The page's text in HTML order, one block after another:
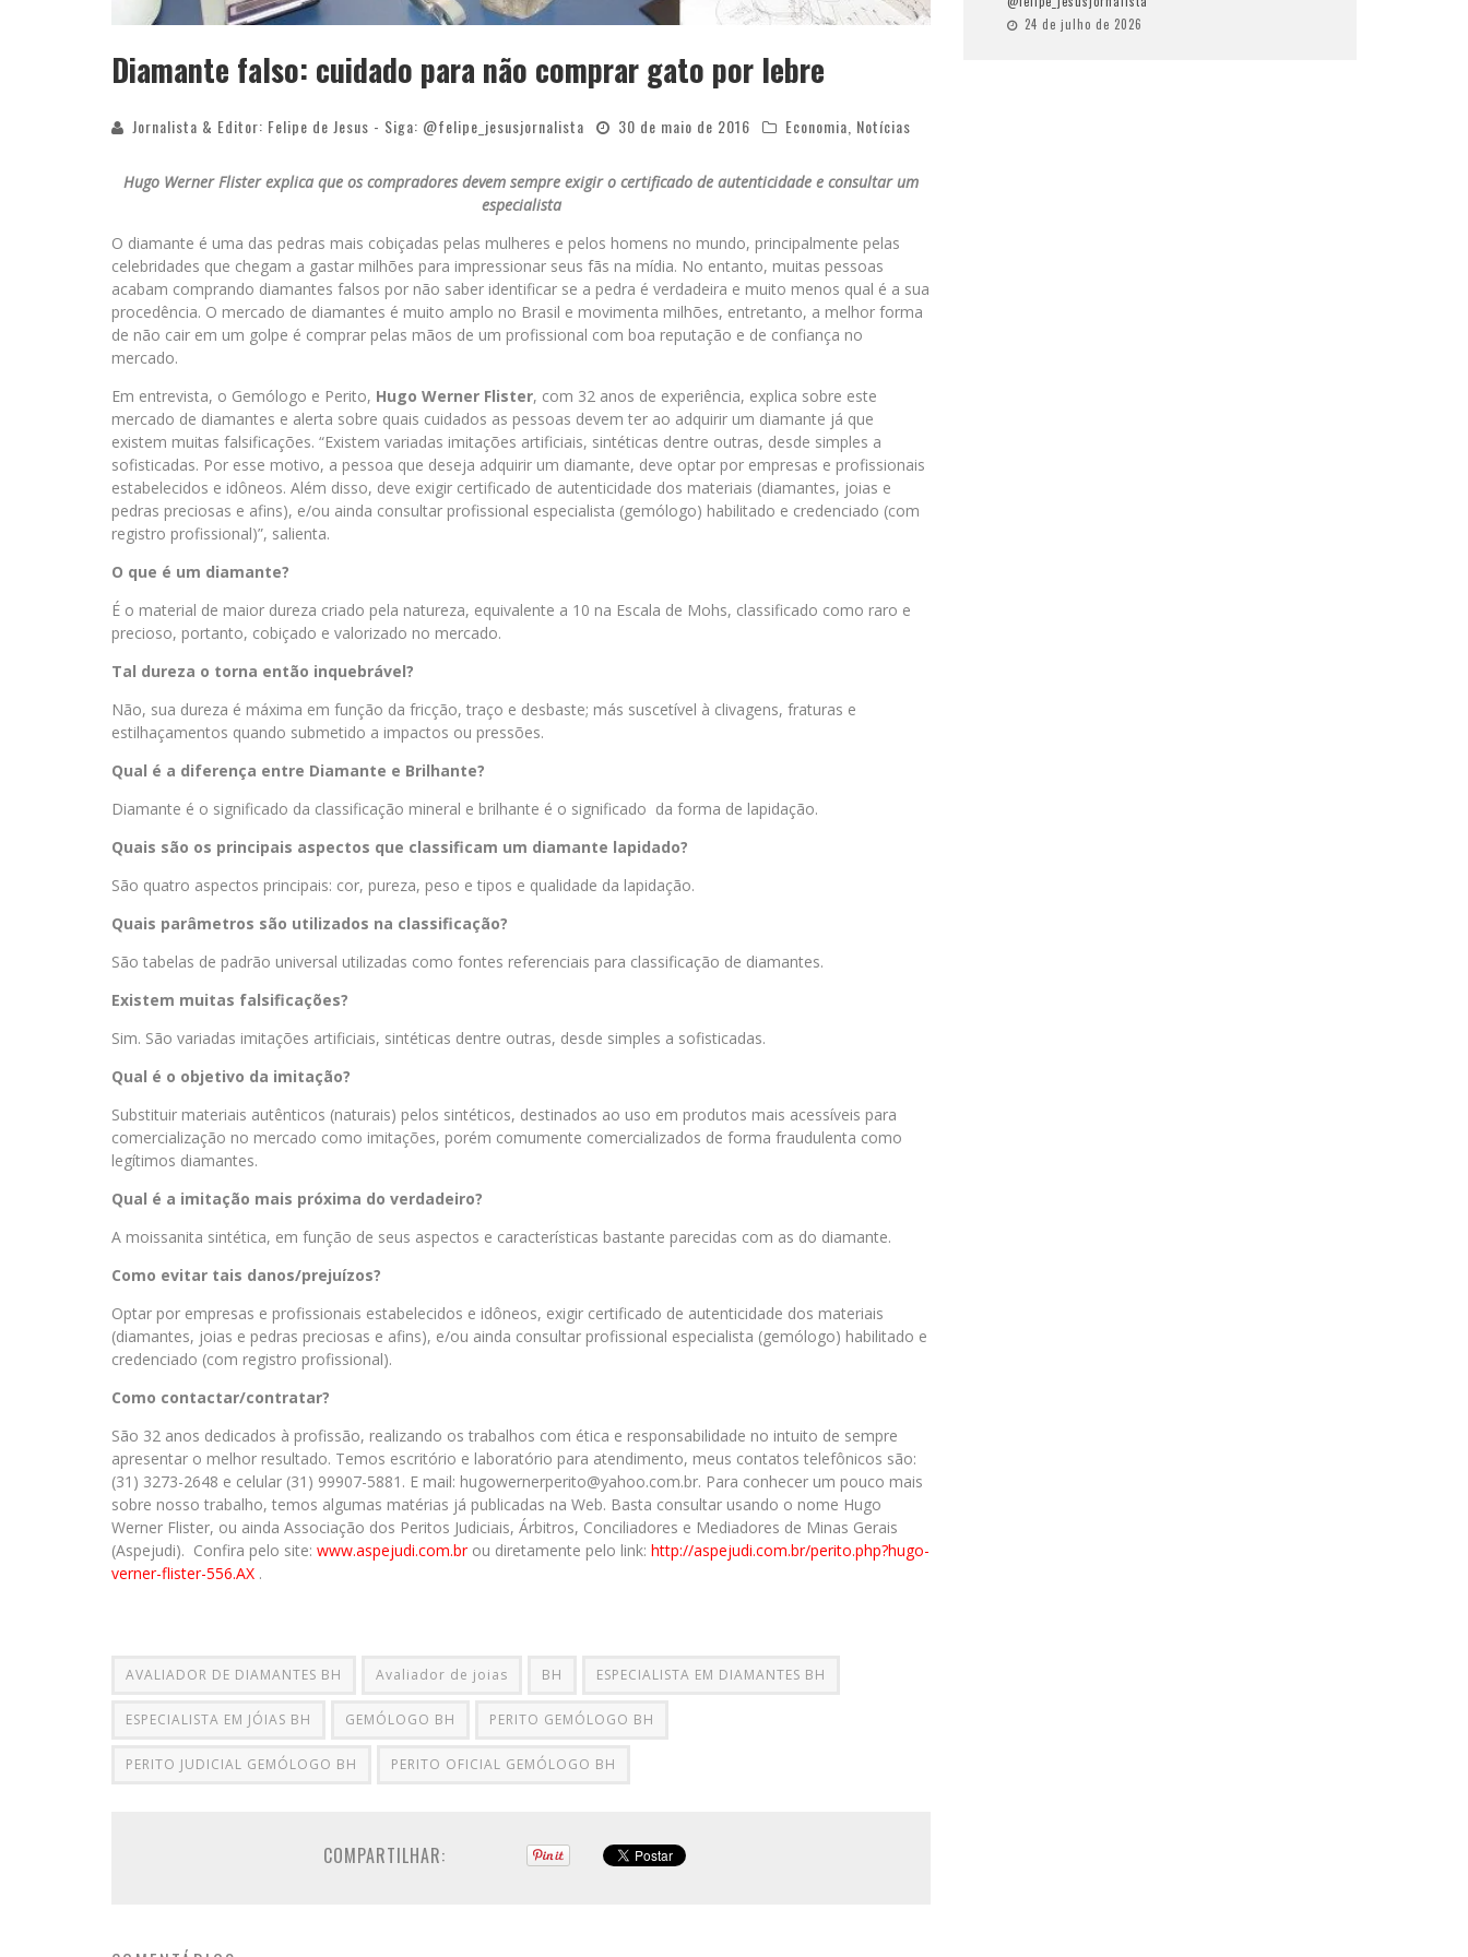
Diamante falso: cuidado para não comprar gato por lebre
Jornalista & Editor: Felipe de Jesus - Siga: @felipe_jesusjornalista 30 de maio de 2016 Economia Notícias
Hugo Werner Flister explica que os compradores devem sempre exigir o certificado de autenticidade e consultar um
especialista
O diamante é uma das pedras mais cobiçadas pelas mulheres e pelos homens no mundo, principalmente pelas
celebridades que chegam a gastar milhões para impressionar seus fãs na mídia. No entanto, muitas pessoas
acabam comprando diamantes falsos por não saber identificar se a pedra é verdadeira e muito menos qual é a sua
procedência. O mercado de diamantes é muito amplo no Brasil e movimenta milhões, entretanto, a melhor forma
de não cair em um golpe é comprar pelas mãos de um profissional com boa reputação e de confiança no
mercado.
Em entrevista, o Gemólogo e Perito, Hugo Werner Flister, com 32 anos de experiência, explica sobre este
mercado de diamantes e alerta sobre quais cuidados as pessoas devem ter ao adquirir um diamante já que
existem muitas falsificações. “Existem variadas imitações artificiais, sintéticas dentre outras, desde simples a
sofisticadas. Por esse motivo, a pessoa que deseja adquirir um diamante, deve optar por empresas e profissionais
estabelecidos e idôneos. Além disso, deve exigir certificado de autenticidade dos materiais (diamantes, joias e
pedras preciosas e afins), e/ou ainda consultar profissional especialista (gemólogo) habilitado e credenciado (com
registro profissional)”, salienta.
O que é um diamante?
É o material de maior dureza criado pela natureza, equivalente a 10 na Escala de Mohs, classificado como raro e
precioso, portanto, cobiçado e valorizado no mercado.
Tal dureza o torna então inquebrável?
Não, sua dureza é máxima em função da fricção, traço e desbaste; más suscetível à clivagens, fraturas e
estilhaçamentos quando submetido a impactos ou pressões.
Qual é a diferença entre Diamante e Brilhante?
Diamante é o significado da classificação mineral e brilhante é o significado da forma de lapidação.
Quais são os principais aspectos que classificam um diamante lapidado?
São quatro aspectos principais: cor, pureza, peso e tipos e qualidade da lapidação.
Quais parâmetros são utilizados na classificação?
São tabelas de padrão universal utilizadas como fontes referenciais para classificação de diamantes.
Existem muitas falsificações?
Sim. São variadas imitações artificiais, sintéticas dentre outras, desde simples a sofisticadas.
Qual é o objetivo da imitação?
Substituir materiais autênticos (naturais) pelos sintéticos, destinados ao uso em produtos mais acessíveis para
comercialização no mercado como imitações, porém comumente comercializados de forma fraudulenta como
legítimos diamantes.
Qual é a imitação mais próxima do verdadeiro?
A moissanita sintética, em função de seus aspectos e características bastante parecidas com as do diamante.
Como evitar tais danos/prejuízos?
Optar por empresas e profissionais estabelecidos e idôneos, exigir certificado de autenticidade dos materiais
(diamantes, joias e pedras preciosas e afins), e/ou ainda consultar profissional especialista (gemólogo) habilitado e
credenciado (com registro profissional).
Como contactar/contratar?
São 32 anos dedicados à profissão, realizando os trabalhos com ética e responsabilidade no intuito de sempre
apresentar o melhor resultado. Temos escritório e laboratório para atendimento, meus contatos telefônicos são:
(31) 3273-2648 e celular (31) 99907-5881. E mail: hugowernerperito@yahoo.com.br. Para conhecer um pouco mais
sobre nosso trabalho, temos algumas matérias já publicadas na Web. Basta consultar usando o nome Hugo
Werner Flister, ou ainda Associação dos Peritos Judiciais, Árbitros, Conciliadores e Mediadores de Minas Gerais
(Aspejudi). Confira pelo site: www.aspejudi.com.brou diretamente pelo link: http://aspejudi.com.br/perito.php?hugo-
verner-flister-556.AX .
AVALIADOR DE DIAMANTES BH Avaliador de joias BH ESPECIALISTA EM DIAMANTES BH
ESPECIALISTA EM JÓIAS BH GEMÓLOGO BH PERITO GEMÓLOGO BH
PERITO JUDICIAL GEMÓLOGO BH PERITO OFICIAL GEMÓLOGO BH
COMPARTILHAR:
24 de julho de 2026